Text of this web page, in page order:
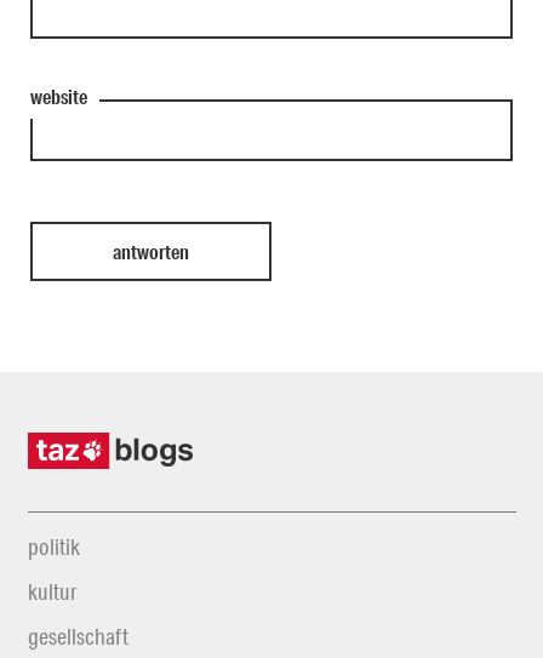
website
politik
kultur
gesellschaft